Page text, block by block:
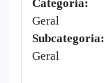
Categoria:
Geral
Subcategoria:
Geral